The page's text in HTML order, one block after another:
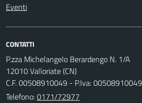
Eventi
CONTATTI
P.zza Michelangelo Berardengo N. 1/A
12010 Valloriate (CN)
C.F. 00508910049 - P.Iva: 00508910049
Telefono:0171/72977